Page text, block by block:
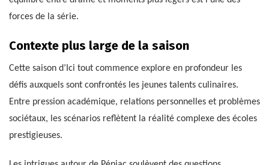
forces de la série.
Contexte plus large de la saison
Cette saison d’Ici tout commence explore en profondeur les
défis auxquels sont confrontés les jeunes talents culinaires.
Entre pression académique, relations personnelles et problèmes
sociétaux, les scénarios reflètent la réalité complexe des écoles
prestigieuses.